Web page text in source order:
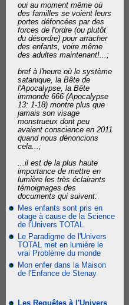
oui au moment même où
des familles se voient leurs
portes défoncées par des
forces de l'ordre (ou plutôt
du désordre) pour arracher
des enfants, voire même
des adultes maintenant!...;
bref à l'heure où le système
satanique, la Bête de
l'Apocalypse, la Bête
immonde 666 (Apocalypse
13: 1-18) montre plus que
jamais son visage
monstrueux dont peu
avaient conscience en 2011
quand nous dénoncions
cela...;
...il est de la plus haute
importance de mettre en
lumière les très éclairants
témoignages des
documents qui suivent:
Mes enfants sont pris en
otage à cause de la Science
de l'Univers TOTAL
Le Paradigme de l'Univers
TOTAL met en lumière le
vrai Problème du monde
Mon enfer dans la Maison
de l'Enfance de Stenay
Les Requêtes à l'Univers